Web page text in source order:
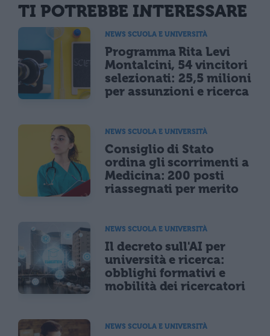
TI POTREBBE INTERESSARE
NEWS SCUOLA E UNIVERSITÀ
Programma Rita Levi
Montalcini, 54 vincitori
selezionati: 25,5 milioni
per assunzioni e ricerca
NEWS SCUOLA E UNIVERSITÀ
Consiglio di Stato
ordina gli scorrimenti a
Medicina: 200 posti
riassegnati per merito
NEWS SCUOLA E UNIVERSITÀ
Il decreto sull'AI per
università e ricerca:
obblighi formativi e
mobilità dei ricercatori
NEWS SCUOLA E UNIVERSITÀ